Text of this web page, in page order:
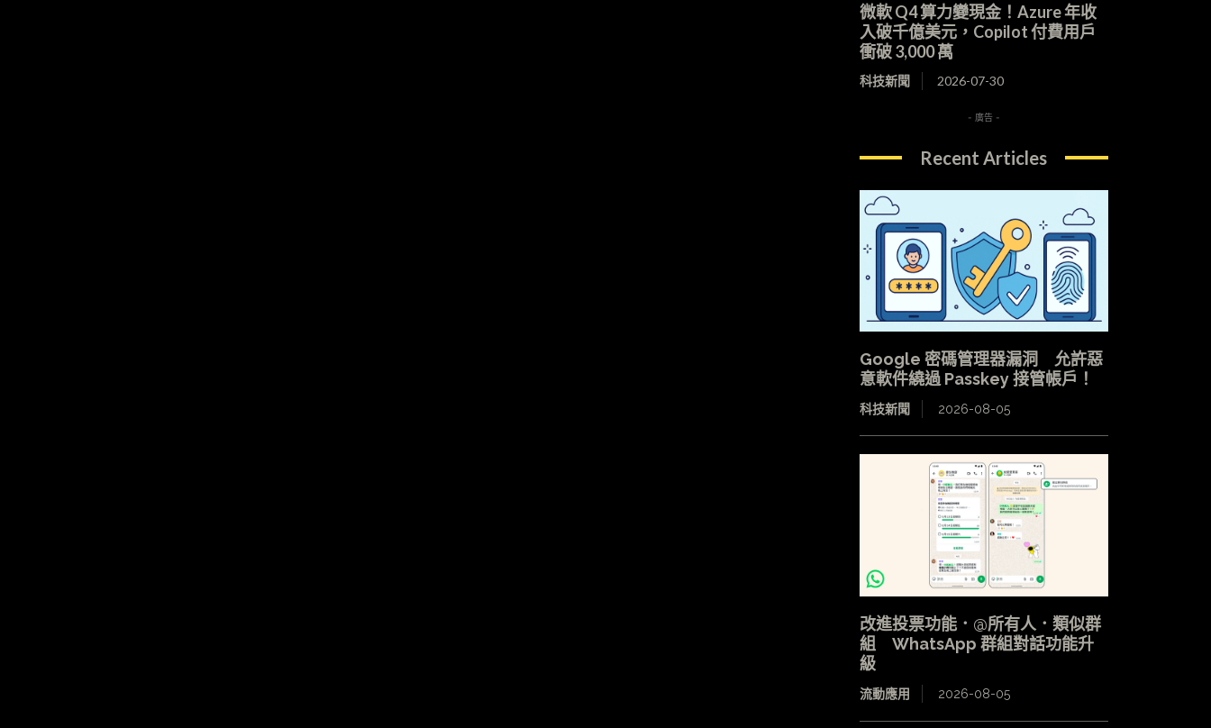
微軟 Q4 算力變現金！Azure 年收
入破千億美元，Copilot 付費用戶
衝破 3,000 萬
科技新聞 2026-07-30
- 廣告 -
Recent Articles
Google 密碼管理器漏洞 允許惡
意軟件繞過 Passkey 接管帳戶！
科技新聞 2026-08-05
改進投票功能．@所有人．類似群
組 WhatsApp 群組對話功能升
級
流動應用 2026-08-05